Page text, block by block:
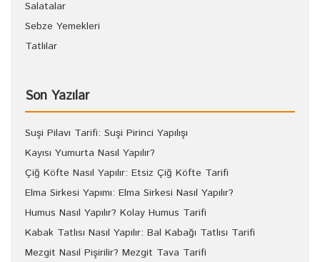
Salatalar
Sebze Yemekleri
Tatlılar
Son Yazılar
Suşi Pilavı Tarifi: Suşi Pirinci Yapılışı
Kayısı Yumurta Nasıl Yapılır?
Çiğ Köfte Nasıl Yapılır: Etsiz Çiğ Köfte Tarifi
Elma Sirkesi Yapımı: Elma Sirkesi Nasıl Yapılır?
Humus Nasıl Yapılır? Kolay Humus Tarifi
Kabak Tatlısı Nasıl Yapılır: Bal Kabağı Tatlısı Tarifi
Mezgit Nasıl Pişirilir? Mezgit Tava Tarifi